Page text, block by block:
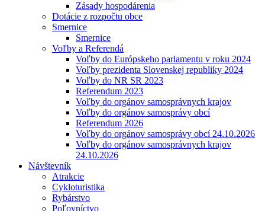
Zásady hospodárenia
Dotácie z rozpočtu obce
Smernice
Smernice
Voľby a Referendá
Voľby do Európskeho parlamentu v roku 2024
Voľby prezidenta Slovenskej republiky 2024
Voľby do NR SR 2023
Referendum 2023
Voľby do orgánov samosprávnych krajov
Voľby do orgánov samosprávy obcí
Referendum 2026
Voľby do orgánov samosprávy obcí 24.10.2026
Voľby do orgánov samosprávnych krajov
24.10.2026
Návštevník
Atrakcie
Cykloturistika
Rybárstvo
Poľovníctvo